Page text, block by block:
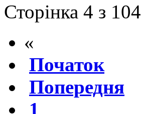
Сторінка 4 з 104
«
Початок
Попередня
1